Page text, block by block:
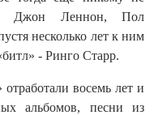
Джон Леннон, Пол
несколько лет к ним
- Ринго Старр.
восемь лет и
альбомов, песни из